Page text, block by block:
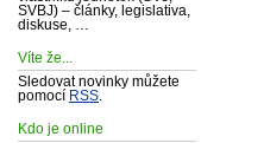
SVBJ) – články, legislativa,
diskuse, …
Víte že...
Sledovat novinky můžete
pomocí RSS
Kdo je online